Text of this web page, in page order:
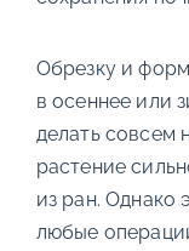
Обрезку и
в осеннее или
делать совсем
растение
из ран. Однако
любые